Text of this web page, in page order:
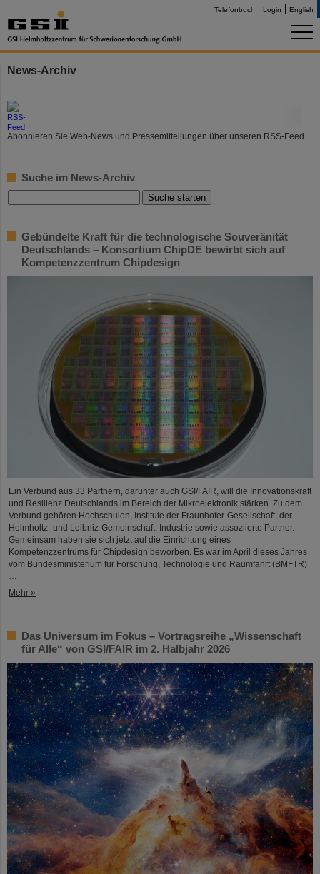
Telefonbuch Login English
News-Archiv
Abonnieren Sie Web-News und Pressemitteilungen über unseren RSS-Feed.
Suche im News-Archiv
Gebündelte Kraft für die technologische Souveränität
Deutschlands – Konsortium ChipDE bewirbt sich auf
Kompetenzzentrum Chipdesign
Ein Verbund aus 33 Partnern, darunter auch GSI/FAIR, will die Innovationskraft
und Resilienz Deutschlands im Bereich der Mikroelektronik stärken. Zu dem
Verbund gehören Hochschulen, Institute der Fraunhofer-Gesellschaft, der
Helmholtz- und Leibniz-Gemeinschaft, Industrie sowie assoziierte Partner.
Gemeinsam haben sie sich jetzt auf die Einrichtung eines
Kompetenzzentrums für Chipdesign beworben. Es war im April dieses Jahres
vom Bundesministerium für Forschung, Technologie und Raumfahrt (BMFTR)
…
Mehr »
Das Universum im Fokus – Vortragsreihe „Wissenschaft
für Alle“ von GSI/FAIR im 2. Halbjahr 2026